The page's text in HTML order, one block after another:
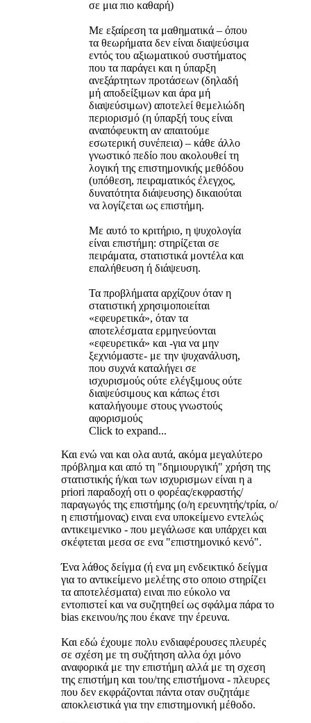
σε μια πιο καθαρή)
Με εξαίρεση τα μαθηματικά – όπου
τα θεωρήματα δεν είναι διαψεύσιμα
εντός του αξιωματικού συστήματος
που τα παράγει και η ύπαρξη
ανεξάρτητων προτάσεων (δηλαδή
μή αποδείξιμων και άρα μή
διαψεύσιμων) αποτελεί θεμελιώδη
περιορισμό (η ύπαρξή τους είναι
αναπόφευκτη αν απαιτούμε
εσωτερική συνέπεια) – κάθε άλλο
γνωστικό πεδίο που ακολουθεί τη
λογική της επιστημονικής μεθόδου
(υπόθεση, πειραματικός έλεγχος,
δυνατότητα διάψευσης) δικαιούται
να λογίζεται ως επιστήμη.
Με αυτό το κριτήριο, η ψυχολογία
είναι επιστήμη: στηρίζεται σε
πειράματα, στατιστικά μοντέλα και
επαλήθευση ή διάψευση.
Τα προβλήματα αρχίζουν όταν η
στατιστική χρησιμοποιείται
«εφευρετικά», όταν τα
αποτελέσματα ερμηνεύονται
«εφευρετικά» και -για να μην
ξεχνιόμαστε- με την ψυχανάλυση,
που συχνά καταλήγει σε
ισχυρισμούς ούτε ελέγξιμους ούτε
διαψεύσιμους και κάπως έτσι
καταλήγουμε στους γνωστούς
αφορισμούς
Click to expand...
Και ενώ ναι και ολα αυτά, ακόμα μεγαλύτερο
πρόβλημα και από τη "δημιουργική" χρήση της
στατιστικής ή/και των ισχυρισμων είναι η a
priori παραδοχή οτι ο φορέας/εκφραστής/
παραγωγός της επιστήμης (ο/η ερευνητής/τρία, ο/
η επιστήμονας) ειναι ενα υποκείμενο εντελώς
αντικειμενικο - που μεγάλωσε και υπάρχει και
σκέφτεται μεσα σε ενα "επιστημονικό κενό".
Ένα λάθος δείγμα (ή ενα μη ενδεικτικό δείγμα
για το αντικείμενο μελέτης στο οποιο στηρίζει
τα αποτελέσματα) ειναι πιο εύκολο να
εντοπιστεί και να συζητηθεί ως σφάλμα πάρα το
bias εκεινου/ης που έκανε την έρευνα.
Και εδώ έχουμε πολυ ενδιαφέρουσες πλευρές
σε σχέση με τη συζήτηση αλλα όχι μόνο
αναφορικά με την επιστήμη αλλά με τη σχεση
της επιστήμη και του/της επιστήμονα - πλευρες
που δεν εκφράζονται πάντα οταν συζητάμε
αποκλειστικά για την επιστημονική μέθοδο.